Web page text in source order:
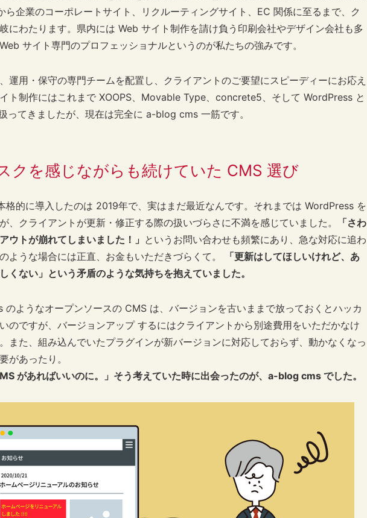
ら企業のコーポレートサイト、リクルーティングサイト、EC 関係に至るまで、ク
にわたります。県内には Web サイト制作を請け負う印刷会社やデザイン会社も多
サイト専門のプロフェッショナルというのが私たちの強みです。
運用・保守の専門チームを配置し、クライアントのご要望にスピーディーにお応え
ト制作にはこれまで XOOPS、Movable Type、concrete5、そして WordPress と
ってきましたが、現在は完全に a-blog cms 一筋です。
クを感じながらも続けていた CMS 選び
的に導入したのは 2019年で、実はまだ最近なんです。それまでは WordPress を
、クライアントが更新・修正する際の扱いづらさに不満を感じていました。
「さわ
ウトが崩れてしまいました！」 というお問い合わせも頻繁にあり、急な対応に追わ
ような場合には正直、お金もいただきづらくて。
「更新はしてほしいけれど、あ
くない」という矛盾のような気持ちを抱えていました。
のようなオープンソースの CMS は、バージョンを古いままで放っておくとハッカ
のですが、バージョンアップ するにはクライアントから別途費用をいただかなけ
また、組み込んでいたプラグインが新バージョンに対応しておらず、動かなくなっ
があったり。
があればいいのに。」そう考えていた時に出会ったのが、a-blog cms でした。